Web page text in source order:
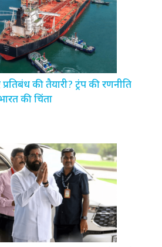
की तैयारी? ट्रंप की रणनीति
की चिंता